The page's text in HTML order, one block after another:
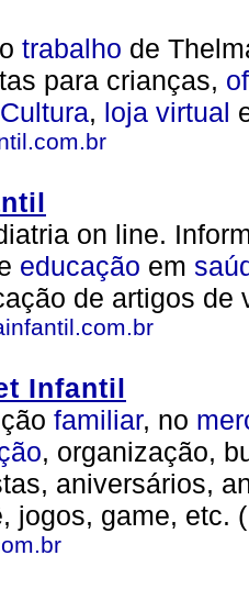
trabalho de
para crianças,
Cultura, loja virtual
on line.
educação em
de artigos de
Infantil
familiar, no
, organização,
aniversários,
jogos, game, etc.